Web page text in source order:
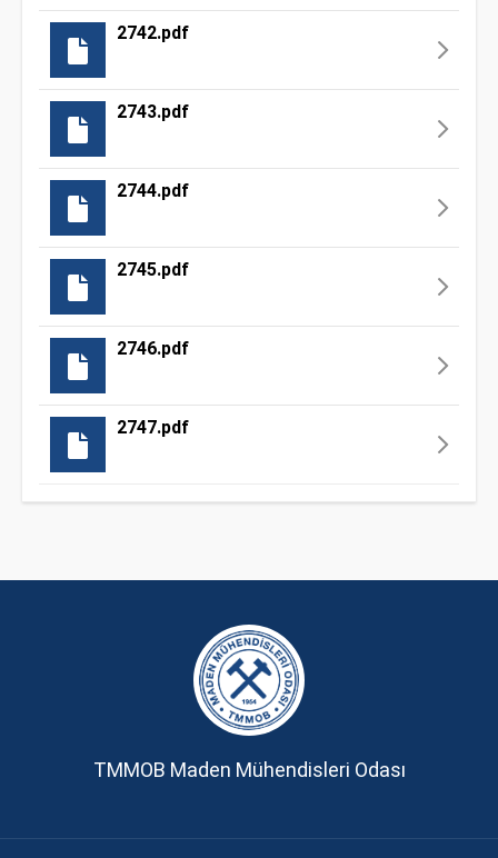
2742.pdf
2743.pdf
2744.pdf
2745.pdf
2746.pdf
2747.pdf
TMMOB Maden Mühendisleri Odası